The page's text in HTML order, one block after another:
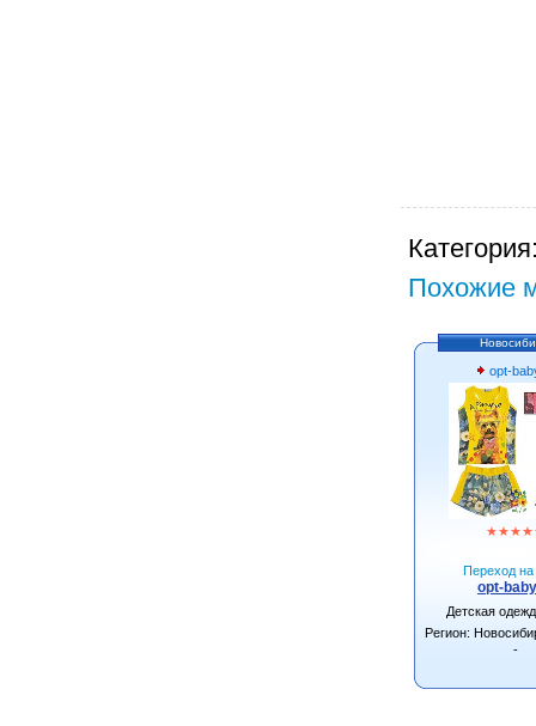
Похожие
opt-
★★★★
Переход на
opt-
Детская
Регион:
-